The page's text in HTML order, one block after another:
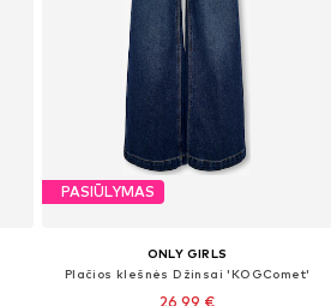
PASIŪLYMAS
ONLY GIRLS
Plačios klešnės Džinsai 'KOGComet'
26,99 €